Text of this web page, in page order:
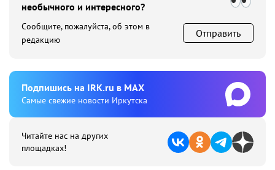
необычного и интересного?
Сообщите, пожалуйста, об этом в
редакцию
Отправить
Подпишиcь на IRK.ru в MAX
Cамые свежие новости Иркутска
Читайте нас на других
площадках!